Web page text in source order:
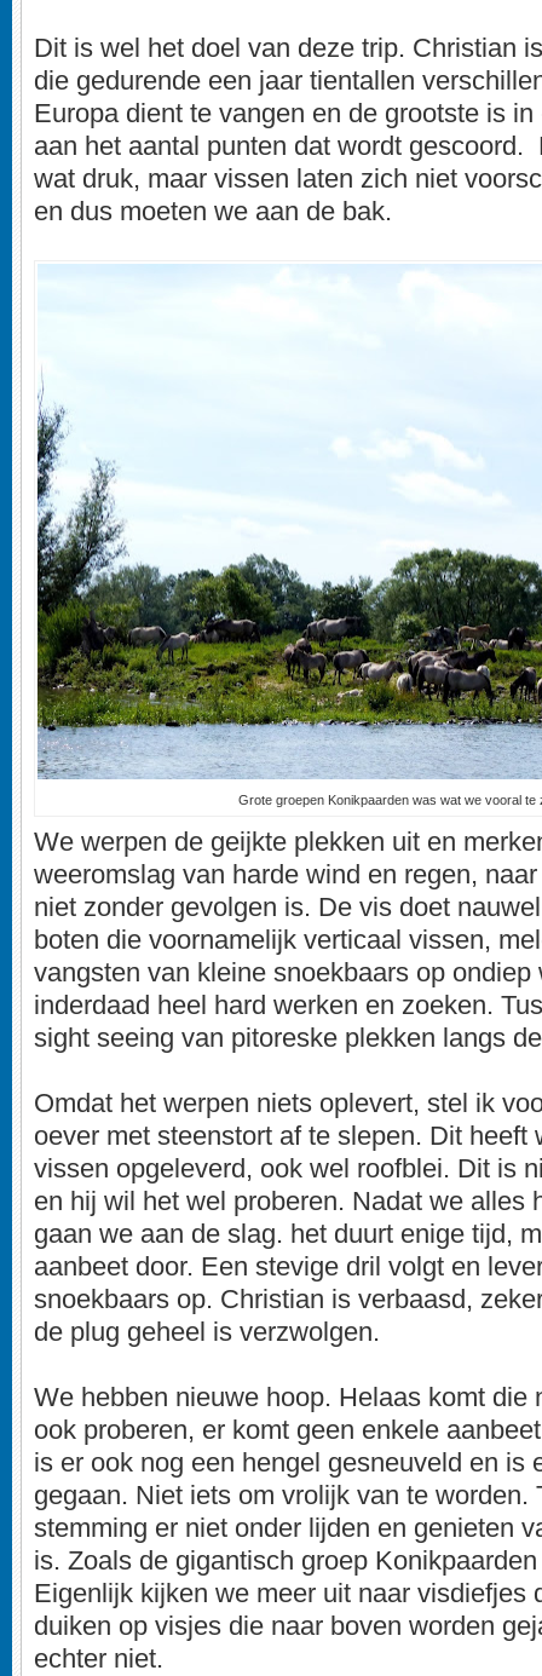
Dit is wel het doel van deze trip. Christian
die gedurende een jaar tientallen
Europa dient te vangen en de grootste is
aan het aantal punten dat wordt gescoord.
wat druk, maar vissen laten zich niet
en dus moeten we aan de bak.
Grote groepen Konikpaarden was wat we vooral te
We werpen de geijkte plekken uit en
weeromslag van harde wind en regen,
niet zonder gevolgen is. De vis doet
boten die voornamelijk verticaal vissen,
vangsten van kleine snoekbaars op ondiep
inderdaad heel hard werken en zoeken.
sight seeing van pitoreske plekken langs
Omdat het werpen niets oplevert, stel ik
oever met steenstort af te slepen. Dit heeft
vissen opgeleverd, ook wel roofblei. Dit is
en hij wil het wel proberen. Nadat we alles
gaan we aan de slag. het duurt enige tijd,
aanbeet door. Een stevige dril volgt en
snoekbaars op. Christian is verbaasd,
de plug geheel is verzwolgen.
We hebben nieuwe hoop. Helaas komt die
ook proberen, er komt geen enkele
is er ook nog een hengel gesneuveld en is
gegaan. Niet iets om vrolijk van te worden.
stemming er niet onder lijden en genieten
is. Zoals de gigantisch groep
Eigenlijk kijken we meer uit naar visdiefjes
duiken op visjes die naar boven worden
echter niet.